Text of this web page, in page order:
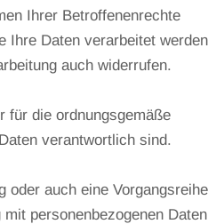
Ihrer Betroffenenrechte
Ihre Daten verarbeitet werden
auch widerrufen.
für die ordnungsgemäße
verantwortlich sind.
oder auch eine Vorgangsreihe
personenbezogenen Daten